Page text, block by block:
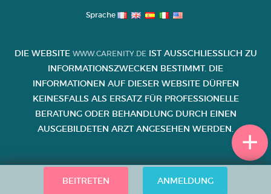
BEITRETEN ANMELDUNG
Sprache
DIE WEBSITE WWW.CARENITY.DEIST AUSSCHLIESSLICH ZU I
NFORMATIONSZWECKEN BESTIMMT. DIE I
NFORMATIONEN AUF DIESER WEBSITE DÜRFEN K
EINESFALLS ALS ERSATZ FÜR PROFESSIONELLE B
ERATUNG ODER BEHANDLUNG DURCH EINEN A
USGEBILDETEN ARZT ANGESEHEN WERDEN.